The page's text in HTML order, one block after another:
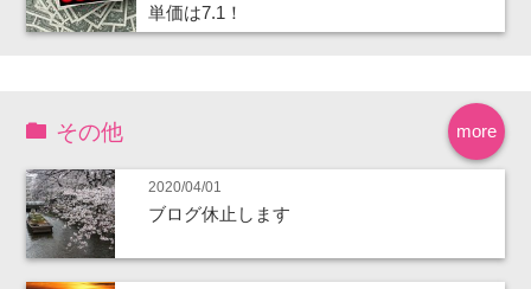
単価は7.1！
more
その他
2020/04/01
ブログ休止します